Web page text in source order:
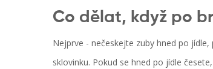
Co dělat, když po
Nejprve - nečeskejte zuby hned po
sklovinku. Pokud se hned po jídle